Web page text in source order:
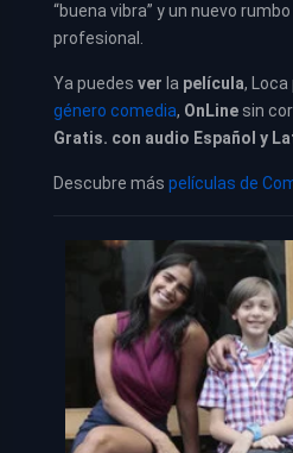
“buena vibra” y un nuevo
profesional.
Ya puedes ver la película,
género comedia, OnLine sin
Gratis. con audio Español y
Descubre más películas de